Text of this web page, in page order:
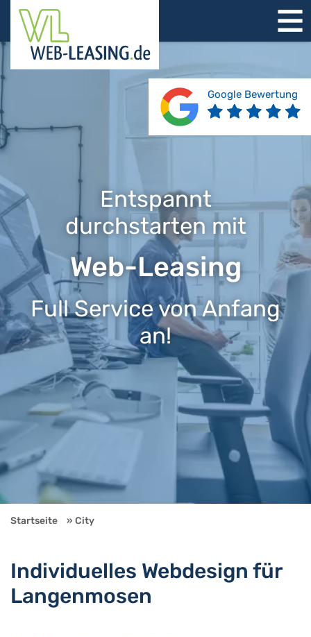
STARTSEITE
ÜBER UNS
PRODUKTE
REFERENZEN
BERATUNG
JOBS
KONTAKT
Entspannt
durchstarten mit
Web-Leasing
Full Service von Anfang
an!
Startseite City
Individuelles Webdesign für
Langenmosen
Google Bewertung